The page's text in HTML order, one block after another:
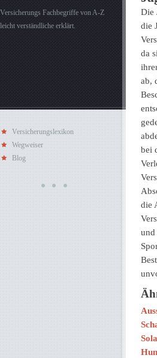
Versicherungs Fachbegriffe von A-Z
leicht verständliche erklärt.
Versicherungslexikon
Wegweiser
Blog
Die
die
da
ab,
bei
die
und